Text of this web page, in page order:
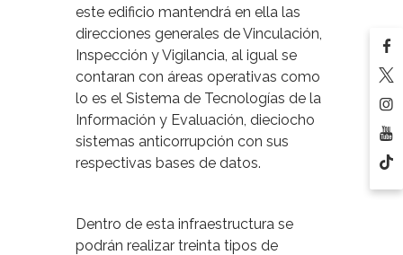
este edificio mantendrá en ella las
direcciones generales de Vinculación,
Inspección y Vigilancia, al igual se
contaran con áreas operativas como
lo es el Sistema de Tecnologías de la
Información y Evaluación, dieciocho
sistemas anticorrupción con sus
respectivas bases de datos.
Dentro de esta infraestructura se
podrán realizar treinta tipos de